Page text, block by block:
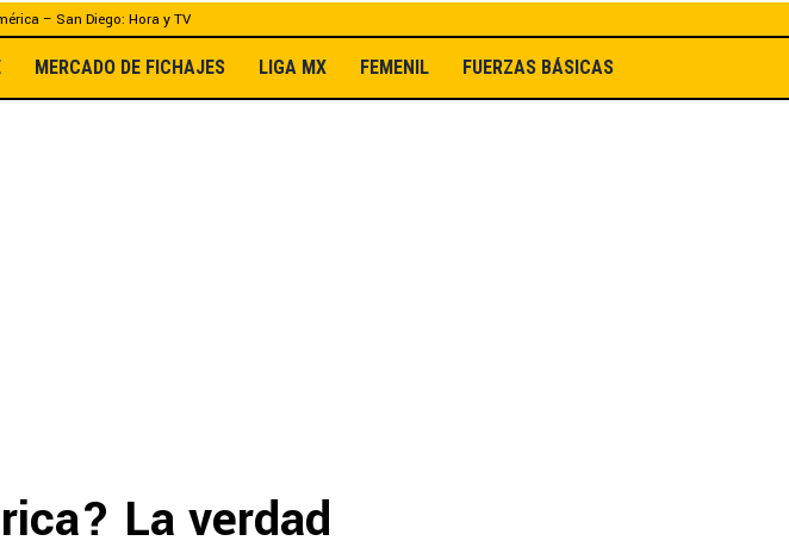
– San Diego: Hora y TV
MERCADO DE FICHAJES LIGA MX FEMENIL FUERZAS BÁSICAS
La verdad